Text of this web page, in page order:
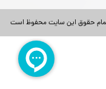
حقوق این سایت محفوظ است